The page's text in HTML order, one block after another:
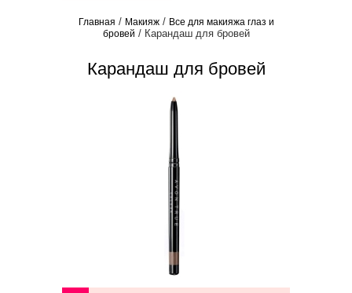
Главная / Макияж/ Все для макияжа глаз и
бровей / Карандаш для бровей
Карандаш для бровей